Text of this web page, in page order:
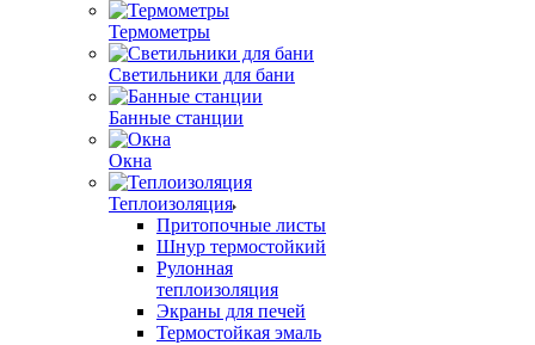
Термометры
Светильники для бани
Банные станции
Окна
Теплоизоляция
Притопочные листы
Шнур термостойкий
Рулонная
теплоизоляция
Экраны для печей
Термостойкая эмаль